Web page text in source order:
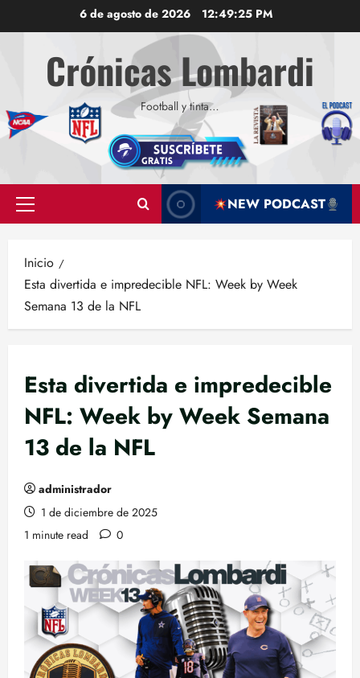
al
contenido
6 de agosto de 2026 12:49:26 PM
Crónicas Lombardi
Football y tinta…
Menú
NEW PODCAST
Inicio
Esta divertida e impredecible NFL: Week by Week
Semana 13 de la NFL
Esta divertida e impredecible
NFL: Week by Week Semana
13 de la NFL
administrador
1 de diciembre de 2025
1 minute read
0